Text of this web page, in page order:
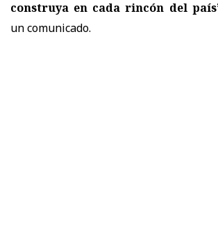
construya en cada rincón del
un comunicado.